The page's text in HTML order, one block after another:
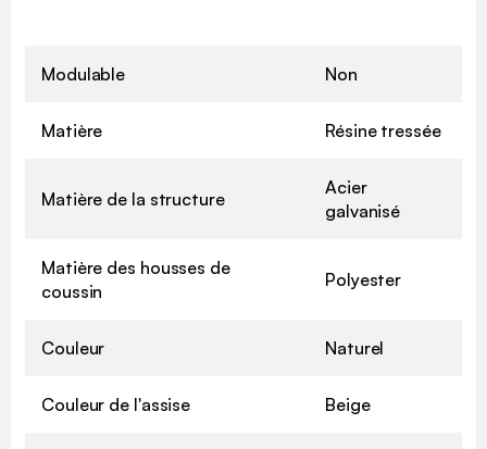
Modulable Non
Matière Résine tressée
Matière de la structure
Acier
galvanisé
Matière des housses de
coussin
Polyester
Couleur Naturel
Couleur de l'assise Beige